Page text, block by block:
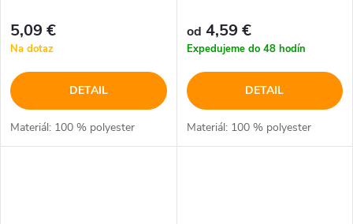
5,09 €
Na dotaz
DETAIL
Materiál: 100 % polyester
od 4,59 €
Expedujeme do 48 hodín
DETAIL
Materiál: 100 % polyester